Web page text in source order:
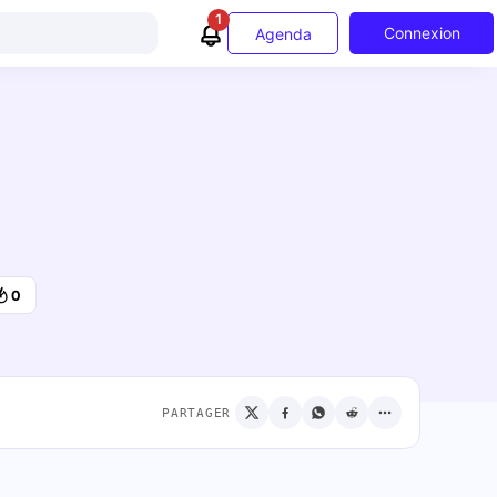
1
Agenda Connexion
0
PARTAGER